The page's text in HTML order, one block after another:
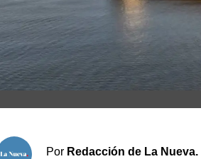
Datos
Por Redacción de La Nueva.